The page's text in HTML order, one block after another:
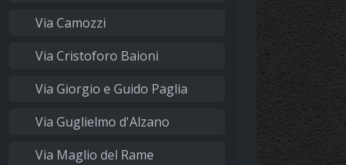
Via Camozzi
Via Cristoforo Baioni
Via Giorgio e Guido Paglia
Via Guglielmo d'Alzano
Via Maglio del Rame